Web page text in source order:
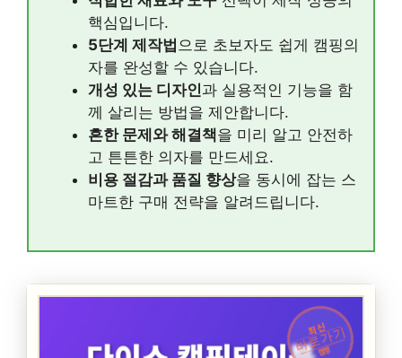
핵심입니다.
5단계 제작법 으로 초보자도 쉽게 캠핑의
자를 완성할 수 있습니다.
개성 있는 디자인과 실용적인 기능을 함
께 살리는 방법을 제안합니다.
흔한 문제와 해결책을 미리 알고 안전하
고 튼튼한 의자를 만드세요.
비용 절감과 품질 향상을 동시에 잡는 스
마트한 구매 전략을 알려드립니다.
최신
바로가기
캠핑